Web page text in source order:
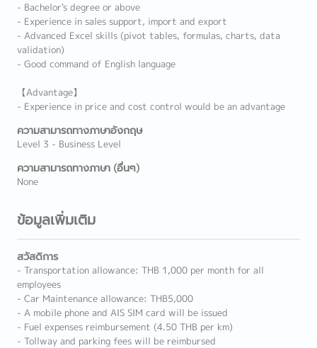
- Bachelor's degree or above
- Experience in sales support, import and export
- Advanced Excel skills (pivot tables, formulas, charts, data
validation)
- Good command of English language
【Advantage】
- Experience in price and cost control would be an advantage
ความสามารถทางภาษาอังกฤษ
Level 3 - Business Level
ความสามารถทางภาษา (อื่นๆ)
None
ข้อมูลเพิ่มเติม
สวัสดิการ
- Transportation allowance: THB 1,000 per month for all
employees
- Car Maintenance allowance: THB5,000
- A mobile phone and AIS SIM card will be issued
- Fuel expenses reimbursement (4.50 THB per km)
- Tollway and parking fees will be reimbursed